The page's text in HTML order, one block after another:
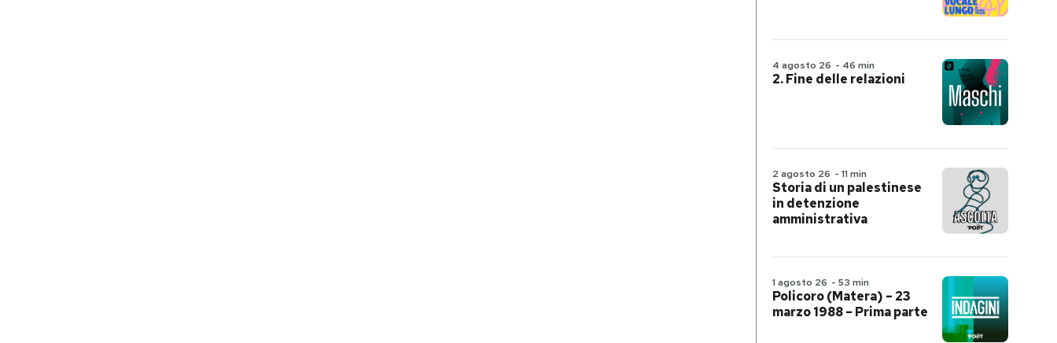
4 agosto 26 - 46 min
2. Fine delle relazioni
2 agosto 26 - 11 min
Storia di un palestinese
in detenzione
amministrativa
1 agosto 26 - 53 min
Policoro (Matera) – 23
marzo 1988 – Prima parte